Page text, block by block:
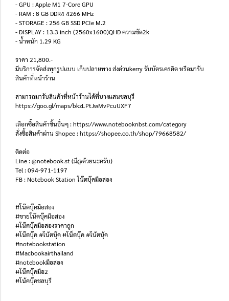
- GPU : Apple M1 7-Core GPU
- RAM : 8 GB DDR4 4266 MHz
- STORAGE : 256 GB SSD PCIe M.2
- DISPLAY : 13.3 inch (2560x1600)QHD ความชัด2k
- น้ำหนัก 1.29 KG
ราคา 21,800.-
มีบริการจัดส่งทุกรูปแบบ เก็บปลายทาง ส่งด่วนkerry รับบัตรเครดิต หรือมารับ
สินค้าที่หน้าร้าน
สามารถมารับสินค้าที่หน้าร้านได้ที่บางแสนชลบุรี
https://goo.gl/maps/bkzLPtJwMvPcuUXF7
เลือกซื้อสินค้าชิ้นอื่นๆ : https://www.notebooknbst.com/category
สั่งซื้อสินค้าผ่าน Shopee : https://shopee.co.th/shop/79668582/
ติดต่อ
Line : @notebook.st (มี@ด้วยนะครับ)
Tel : 094-971-1197
FB : Notebook Station โน๊ตบุ๊คมือสอง
#โน๊ตบุ๊คมือสอง
#ขายโน๊ตบุ๊คมือสอง
#โน๊ตบุ๊คมือสองราคาถูก
#โน๊ตบุ๊ค #โน้ตบุ๊ค #โน็ตบุ๊ค #โน้ตบุ้ค
#notebookstation
#Macbookairthailand
#notebookมือสอง
#โน๊ตบุ๊คมือ2
#โน้คบุ๊คชลบุรี